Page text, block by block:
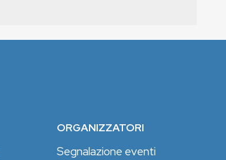
ORGANIZZATORI
Segnalazione eventi